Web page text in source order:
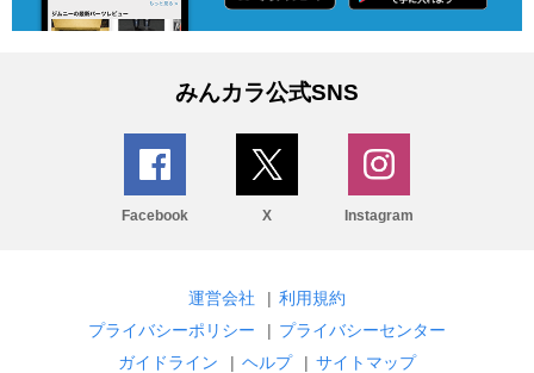
みんカラ公式SNS
Facebook X Instagram
運営会社 | 利用規約
プライバシーポリシー
| プライバシーセンター
ガイドライン
| ヘルプ | サイトマップ